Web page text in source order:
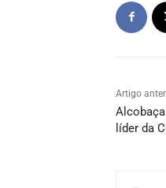
Artigo
líder da